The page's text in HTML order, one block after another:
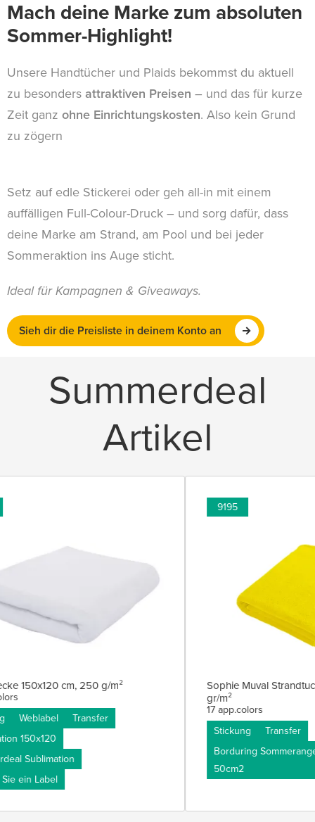
Mach deine Marke zum absoluten
Sommer-Highlight!
Unsere Handtücher und Plaids bekommst du aktuell
zu besonders attraktiven Preisen – und das für kurze
Zeit ganz ohne Einrichtungskosten. Also kein Grund
zu zögern
Setz auf edle Stickerei oder geh all-in mit einem
auffälligen Full-Colour-Druck – und sorg dafür, dass
deine Marke am Strand, am Pool und bei jeder
Sommeraktion ins Auge sticht.
Ideal für Kampagnen & Giveaways.
Sieh dir die Preisliste in deinem Konto an
Summerdeal
Artikel
150x120 cm, 250 g/m²
Weblabel
Transfer
150x120
Sublimation
ein Label
9195
Sophie Muval
gr/m²
17 app.colors
Stickung
Transfer
Borduring
50cm2